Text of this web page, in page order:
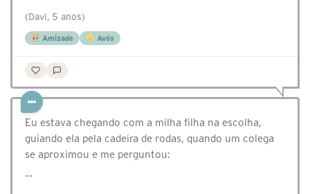
(Davi, 5 anos)
Amizade Avós
Eu estava chegando com a milha filha na escolha,
guiando ela pela cadeira de rodas, quando um colega
se aproximou e me perguntou:
…